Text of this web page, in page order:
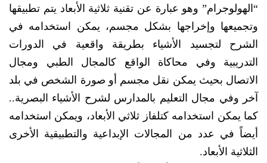
“الهولوجرام” وهو عبارة عن تقنية ثلاثية الأبعاد يتم تطبيقها
وتجميعها وإخراجها بشكل مجسم، يمكن استخدامه في
الشرح لتجسيد الأشياء بطريقة واقعية في الدورات
التدريبية وفي محاكاة الواقع كالمجال الطبي ومجال
الاتصال بحيث يمكن نقل مجسم أو صورة الشخص في بلد
آخر وفي مجال التعليم بالمدارس لشرح الأشياء البصرية..
كما يمكن استخدامه كتلفاز ثلاثي الأبعاد، ويمكن استخدامه
أيضاً في عدد من المجالات الإبداعية والتطبيقية الأخرى
الثلاثية الأبعاد.